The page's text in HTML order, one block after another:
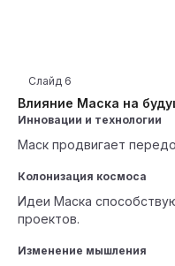
Влияние Маска на
Слайд 6
Инновации и технологии
Маск продвигает
Колонизация космоса
Идеи Маска
проектов.
Изменение мышления